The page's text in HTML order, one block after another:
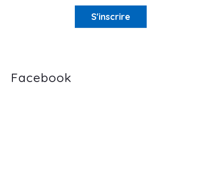
S'inscrire
Facebook